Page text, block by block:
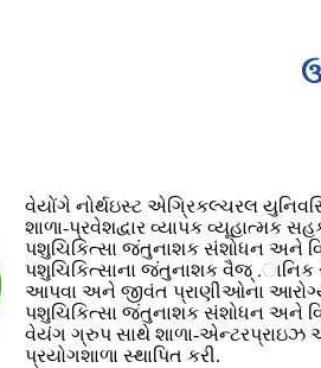
વેયોંગે નોર્થઇસ્ટ એગ્રિકલ્ચરલ
શાળા-પ્રવેશદ્વાર વ્યાપક વ્યૂહાત્મક
પશુચિકિત્સા જંતુનાશક સંશોધન અને
પશુચિકિત્સાના જંતુનાશક વૈજ્ .ાનિક
આપવા અને જીવંત પ્રાણીઓના
પશુચિકિત્સા જંતુનાશક સંશોધન અને
વેયંગ ગ્રુપ સાથે શાળા-
પ્રયોગશાળા સ્થાપિત કરી.